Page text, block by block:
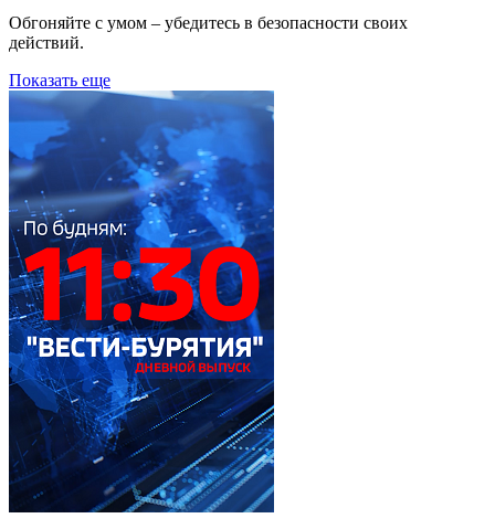
Обгоняйте с умом – убедитесь в безопасности своих
действий.
Показать еще